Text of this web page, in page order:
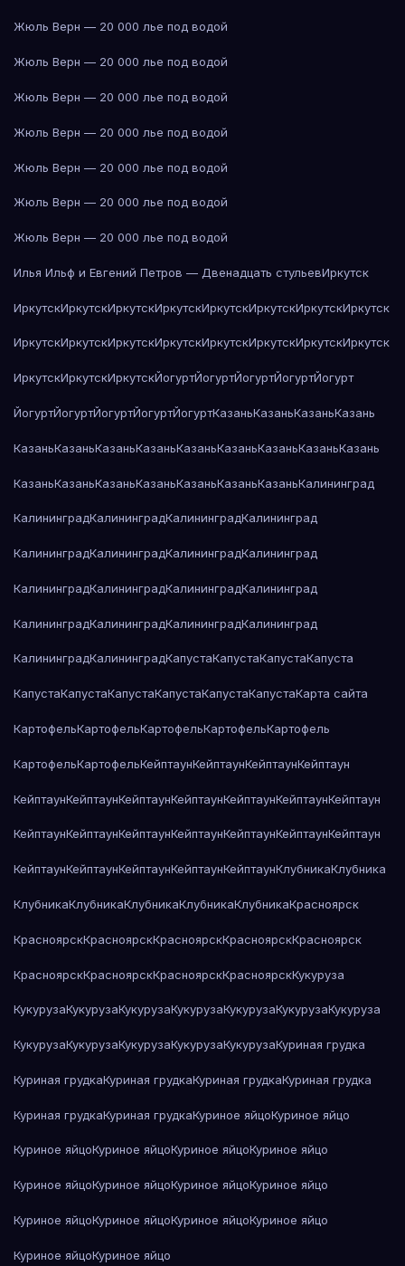
Жюль Верн — 20 000 лье под водой
Жюль Верн — 20 000 лье под водой
Жюль Верн — 20 000 лье под водой
Жюль Верн — 20 000 лье под водой
Жюль Верн — 20 000 лье под водой
Жюль Верн — 20 000 лье под водой
Жюль Верн — 20 000 лье под водой
Илья Ильф и Евгений Петров — Двенадцать стульевИркутск
ИркутскИркутскИркутскИркутскИркутскИркутскИркутскИркутск
ИркутскИркутскИркутскИркутскИркутскИркутскИркутскИркутск
ИркутскИркутскИркутскЙогуртЙогуртЙогуртЙогуртЙогурт
ЙогуртЙогуртЙогуртЙогуртЙогуртКазаньКазаньКазаньКазань
КазаньКазаньКазаньКазаньКазаньКазаньКазаньКазаньКазань
КазаньКазаньКазаньКазаньКазаньКазаньКазаньКалининград
КалининградКалининградКалининградКалининград
КалининградКалининградКалининградКалининград
КалининградКалининградКалининградКалининград
КалининградКалининградКалининградКалининград
КалининградКалининградКапустаКапустаКапустаКапуста
КапустаКапустаКапустаКапустаКапустаКапустаКарта сайта
КартофельКартофельКартофельКартофельКартофель
КартофельКартофельКейптаунКейптаунКейптаунКейптаун
КейптаунКейптаунКейптаунКейптаунКейптаунКейптаунКейптаун
КейптаунКейптаунКейптаунКейптаунКейптаунКейптаунКейптаун
КейптаунКейптаунКейптаунКейптаунКейптаунКлубникаКлубника
КлубникаКлубникаКлубникаКлубникаКлубникаКрасноярск
КрасноярскКрасноярскКрасноярскКрасноярскКрасноярск
КрасноярскКрасноярскКрасноярскКрасноярскКукуруза
КукурузаКукурузаКукурузаКукурузаКукурузаКукурузаКукуруза
КукурузаКукурузаКукурузаКукурузаКукурузаКуриная грудка
Куриная грудкаКуриная грудкаКуриная грудкаКуриная грудка
Куриная грудкаКуриная грудкаКуриное яйцоКуриное яйцо
Куриное яйцоКуриное яйцоКуриное яйцоКуриное яйцо
Куриное яйцоКуриное яйцоКуриное яйцоКуриное яйцо
Куриное яйцоКуриное яйцоКуриное яйцоКуриное яйцо
Куриное яйцоКуриное яйцо